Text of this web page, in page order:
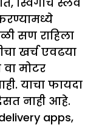
सण राहिला
खर्च एवढया
मोटर
याचा फायदा
नाही आहे.
apps,